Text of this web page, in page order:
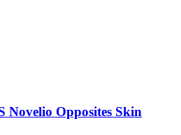
Novelio Opposites Skin